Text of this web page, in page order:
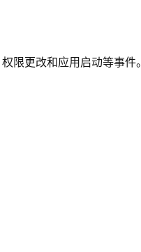
限更改和应用启动等事件。